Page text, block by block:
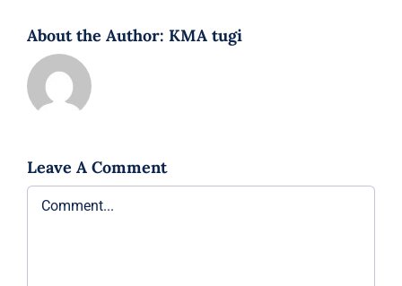
About the Author: KMA tugi
Leave A Comment
Comment